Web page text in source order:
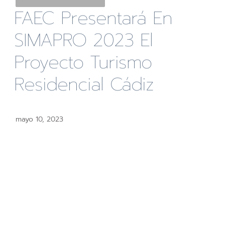
FAEC Presentará En
SIMAPRO 2023 El
Proyecto Turismo
Residencial Cádiz
mayo 10, 2023